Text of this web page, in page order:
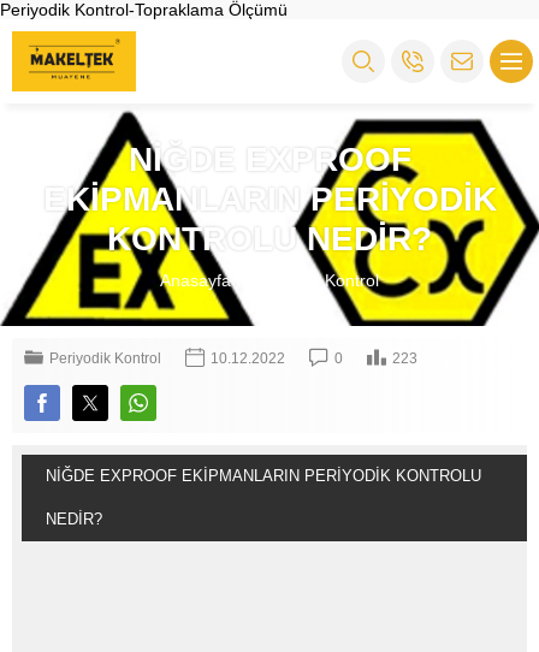
Periyodik Kontrol-Topraklama Ölçümü
NİĞDE EXPROOF
EKİPMANLARIN PERİYODİK
KONTROLU NEDİR?
Anasayfa» Periyodik Kontrol
Periyodik Kontrol 10.12.2022 0 223
NİĞDE EXPROOF EKİPMANLARIN PERİYODİK KONTROLU
NEDİR?